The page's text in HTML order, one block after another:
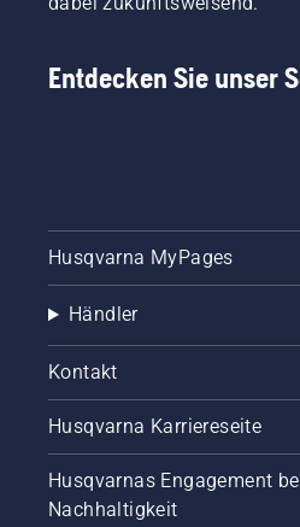
Entdecken Sie unser
Husqvarna MyPages
Händler
Kontakt
Husqvarna Karriereseite
Husqvarnas Engagement
Nachhaltigkeit